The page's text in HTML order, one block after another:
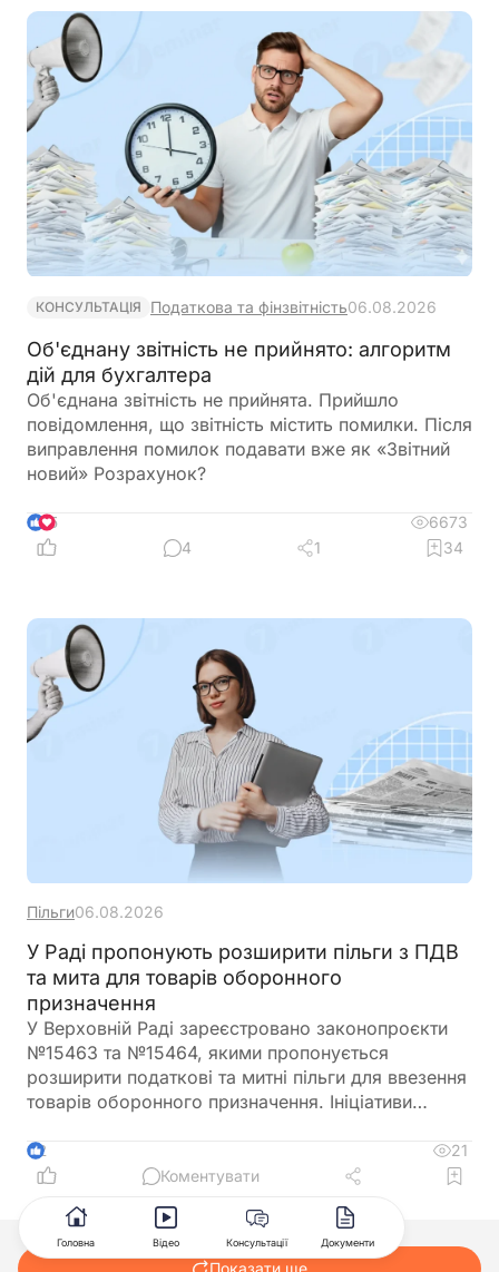
враховувати особливості, встановлені
Податковим кодексом України
КОНСУЛЬТАЦІЯ Податкова та фінзвітність06.08.2026
Об'єднану звітність не прийнято: алгоритм
дій для бухгалтера
Об'єднана звітність не прийнята. Прийшло
повідомлення, що звітність містить помилки. Після
виправлення помилок подавати вже як «Звітний
новий» Розрахунок?
5
6673
4
1 34
Пільги06.08.2026
У Раді пропонують розширити пільги з ПДВ
та мита для товарів оборонного
призначення
У Верховній Раді зареєстровано законопроєкти
№15463 та №15464, якими пропонується
розширити податкові та митні пільги для ввезення
товарів оборонного призначення. Ініціативи
ввізного мита на поставки, що фінансуються
іноземними державами, міжнародними
допомоги, а також розширюють перелік
підприємств, які зможуть скористатися такими
2
21
Коментувати
Показати ще
Головна Відео Консультації Документи